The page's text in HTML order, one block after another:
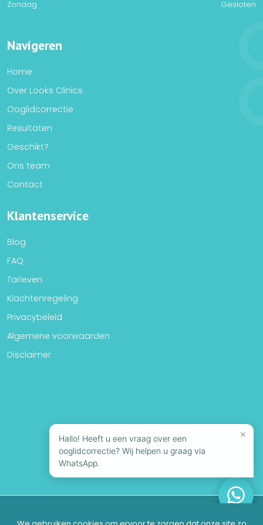
Zondag
Gesloten
Navigeren
Home
Over Looks Clinics
Ooglidcorrectie
Resultaten
Geschikt?
Ons team
Contact
Klantenservice
Blog
FAQ
Tarieven
Klachtenregeling
Privacybeleid
Algemene voorwaarden
Disclaimer
×
Hallo! Heeft u een vraag over een
ooglidcorrectie? Wij helpen u graag via
WhatsApp.